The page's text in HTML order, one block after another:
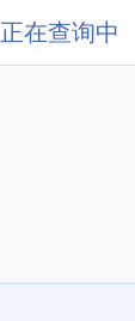
正在查询中